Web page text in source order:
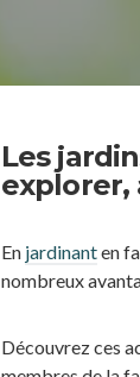
Les
explorer,
En jardinanten
nombreux
Découvrez ces